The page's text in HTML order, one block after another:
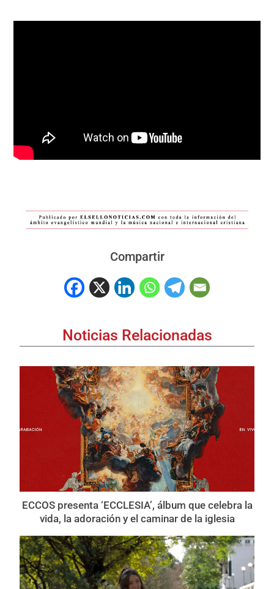
Compartir
Noticias Relacionadas
ECCOS presenta ‘ECCLESIA’, álbum que celebra la
vida, la adoración y el caminar de la iglesia